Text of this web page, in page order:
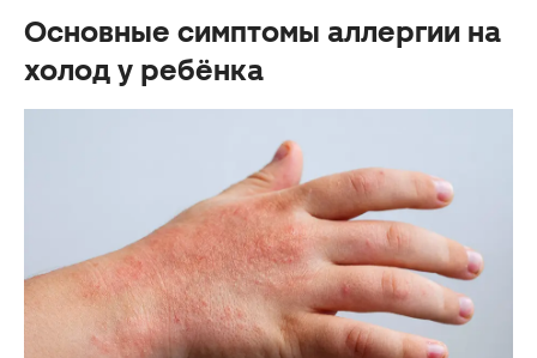
Основные симптомы аллергии на
холод у ребёнка